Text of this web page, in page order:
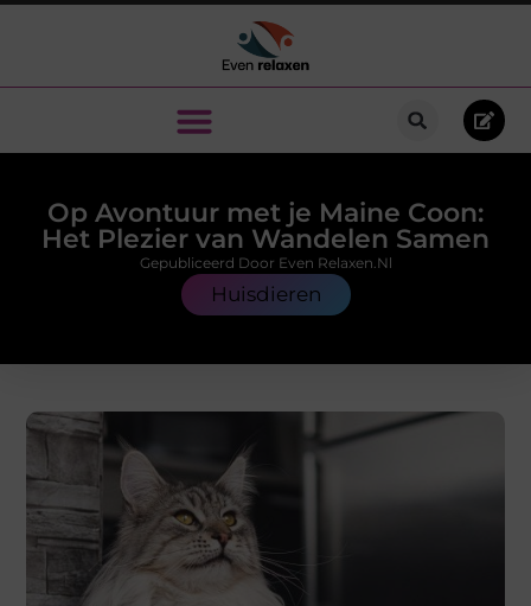
Op Avontuur met je Maine Coon:
Het Plezier van Wandelen Samen
Huisdieren
Gepubliceerd Door Even Relaxen.nl